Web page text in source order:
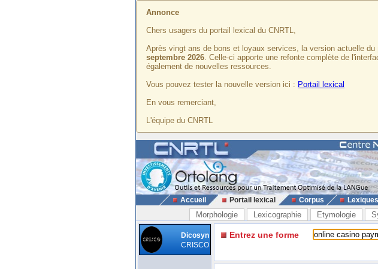
Annonce
Chers usagers du portail lexical du CNRTL,
Après vingt ans de bons et loyaux services, la version actuelle
septembre 2026. Celle-ci apporte une refonte complète de
également de nouvelles ressources.
Vous pouvez tester la nouvelle version ici : Portail lexical
En vous remerciant,
L'équipe du CNRTL
Accueil Portail lexical Corpus Lexiques
Morphologie Lexicographie Etymologie
Dicosyn
CRISCO
Entrez une forme